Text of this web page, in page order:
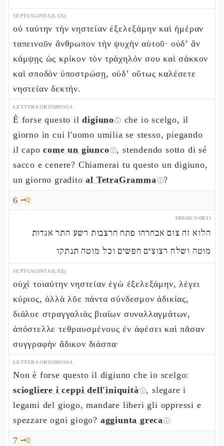
SEPTUAGINTA (LXX)
οὐ ταύτην τὴν νηστείαν ἐξελεξάμην καὶ ἡμέραν
ταπεινοῦν ἄνθρωπον τὴν ψυχὴν αὐτοῦ· οὐδ’ ἂν
κάμψῃς ὡς κρίκον τὸν τράχηλόν σου καὶ σάκκον
καὶ σποδὸν ὑποστρώσῃ, οὐδ’ οὕτως καλέσετε
νηστείαν δεκτήν.
LETTURA ORTODOSSA
È forse questo ildigiunoⓘ che io scelgo, il
giorno in cui l'uomo umilia se stesso, piegando
il capocome un giuncoⓘ, stendendo sotto di sé
sacco e cenere? Chiamerai tu questo un digiuno,
un giorno graditoal TetraGrammaⓘ?
6 🗝️2
EBRAICO (MT)
הלוא זה צום אבחרהו פתח חרצבות רשע התר אגדות
מוטה ושלח רצוצים חפשים וכל מוטה תנתקו
SEPTUAGINTA (LXX)
οὐχὶ τοιαύτην νηστείαν ἐγὼ ἐξελεξάμην, λέγει
κύριος, ἀλλὰ λῦε πάντα σύνδεσμον ἀδικίας,
διάλυε στραγγαλιὰς βιαίων συναλλαγμάτων,
ἀπόστελλε τεθραυσμένους ἐν ἀφέσει καὶ πᾶσαν
συγγραφὴν ἄδικον διάσπα·
LETTURA ORTODOSSA
Non è forse questo il digiuno che io scelgo:
sciogliere i ceppi dell'iniquitàⓘ, slegare i
legami del giogo, mandare liberi gli oppressi e
spezzare ogni giogo? aggiunta grecaⓘ
7 🗝️2